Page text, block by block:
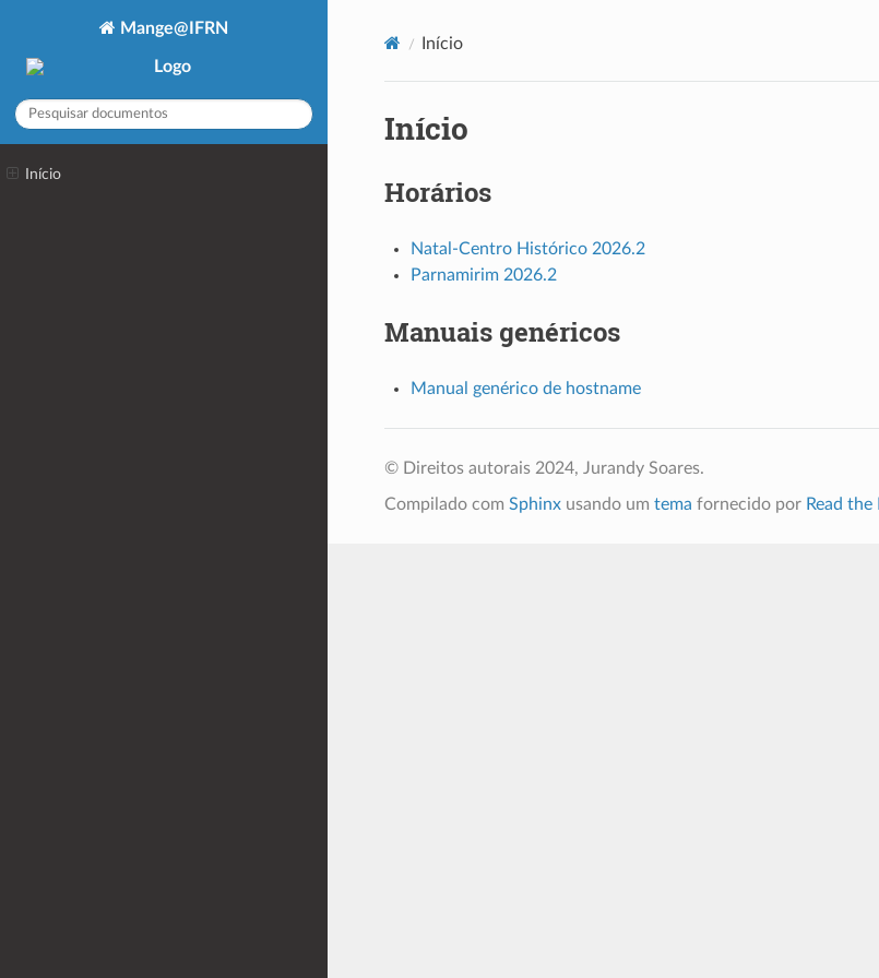
Mange@IFRN
Início
Início
Início
Horários
Natal-Centro Histórico 2026.2
Parnamirim 2026.2
Manuais genéricos
Manual genérico de hostname
© Direitos autorais 2024, Jurandy Soares.
Compilado com Sphinxusando um tema fornecido por Read the